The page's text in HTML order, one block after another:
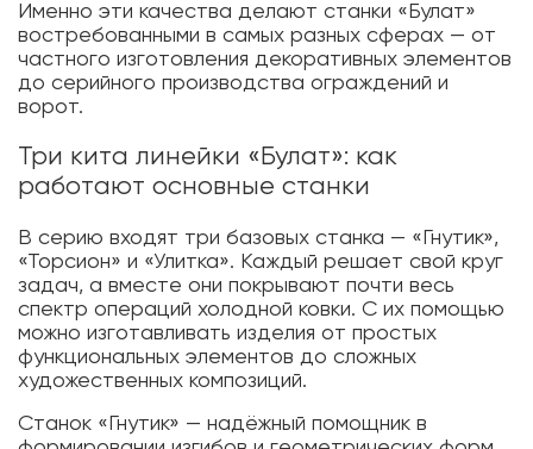
Именно эти качества делают станки «Булат»
востребованными в самых разных сферах — от
частного изготовления декоративных элементов
до серийного производства ограждений и
ворот.
Три кита линейки «Булат»: как
работают основные станки
В серию входят три базовых станка — «Гнутик»,
«Торсион» и «Улитка». Каждый решает свой круг
задач, а вместе они покрывают почти весь
спектр операций холодной ковки. С их помощью
можно изготавливать изделия от простых
функциональных элементов до сложных
художественных композиций.
Станок «Гнутик» — надёжный помощник в